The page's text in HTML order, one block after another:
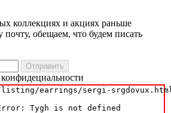
коллекциях и акциях раньше
почту, обещаем, что будем писать
Отправить
earrings/sergi-
Tygh is not defined